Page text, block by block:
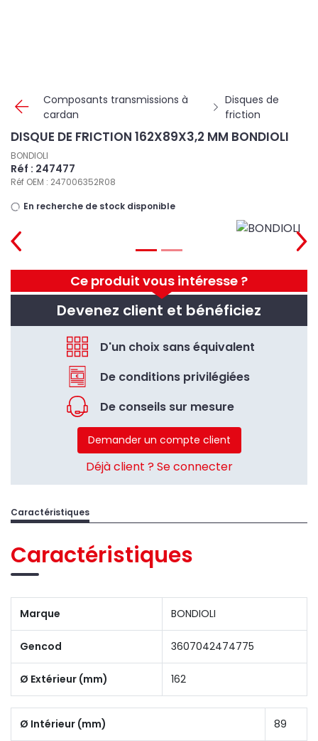
Composants transmissions à
cardan
Disques de
friction
Ce produit vous intéresse ?
Devenez client et bénéficiez
D'un choix sans équivalent
De conditions privilégiées
De conseils sur mesure
Demander un compte client
Déjà client ? Se connecter
DISQUE DE FRICTION 162X89X3,2 MM BONDIOLI
BONDIOLI
Réf : 247477
Réf OEM : 247006352R08
En recherche de stock disponible
Caractéristiques
Caractéristiques
Marque BONDIOLI
Gencod 3607042474775
Ø Extérieur (mm) 162
Ø Intérieur (mm) 89